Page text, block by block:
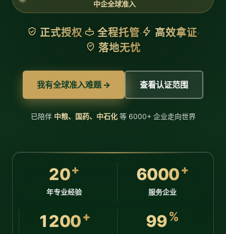
中企全球准入
正式授权· 全程托管· 高效拿证·
落地无忧
我有全球准入难题 → 查看认证范围
已陪伴 中粮、国药、中石化等 6000+ 企业走向世界
20+
年专业经验
6000+
服务企业
1200+ 99%